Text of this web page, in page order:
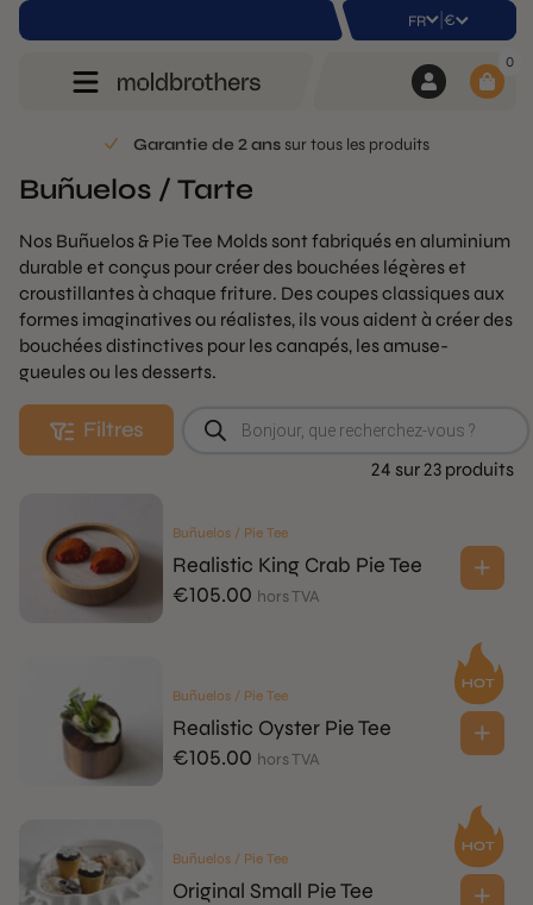
FR |€
0
Garantie de 2 anssur tous les produits
Buñuelos / Tarte
Nos Buñuelos & Pie Tee Molds sont fabriqués en aluminium
durable et conçus pour créer des bouchées légères et
croustillantes à chaque friture. Des coupes classiques aux
formes imaginatives ou réalistes, ils vous aident à créer des
bouchées distinctives pour les canapés, les amuse-
gueules ou les desserts.
Filtres
Recherche
24 sur 23 produits
Buñuelos / Pie Tee
Realistic King Crab Pie Tee
€105.00 hors TVA
Buñuelos / Pie Tee
Realistic Oyster Pie Tee
€105.00 hors TVA
Buñuelos / Pie Tee
Original Small Pie Tee